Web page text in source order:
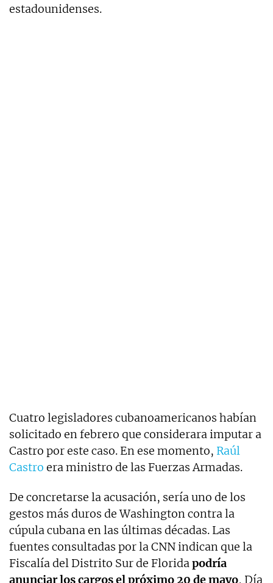
estadounidenses.
Cuatro legisladores cubanoamericanos habían
solicitado en febrero que considerara imputar a
Castro por este caso. En ese momento, Raúl
Castro era ministro de las Fuerzas Armadas.
De concretarse la acusación, sería uno de los
gestos más duros de Washington contra la
cúpula cubana en las últimas décadas. Las
fuentes consultadas por la CNN indican que la
Fiscalía del Distrito Sur de Floridapodría
anunciar los cargos el próximo 20 de mayo, Día